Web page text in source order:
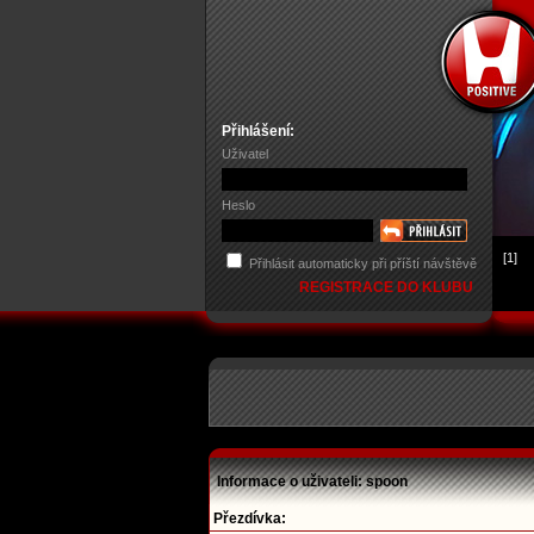
Přihlášení:
Uživatel
Heslo
Přihlásit automaticky při příští návštěvě
REGISTRACE DO KLUBU
[1]
Informace o uživateli: spoon
Přezdívka: